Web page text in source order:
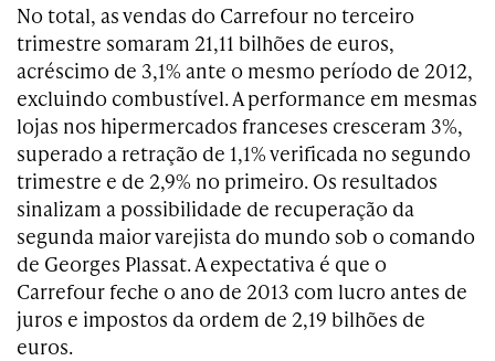
No total, as vendas do Carrefour no terceiro
trimestre somaram 21,11 bilhões de euros,
acréscimo de 3,1% ante o mesmo período de 2012,
excluindo combustível. A performance em mesmas
lojas nos hipermercados franceses cresceram 3%,
superado a retração de 1,1% verificada no segundo
trimestre e de 2,9% no primeiro. Os resultados
sinalizam a possibilidade de recuperação da
segunda maior varejista do mundo sob o comando
de Georges Plassat. A expectativa é que o
Carrefour feche o ano de 2013 com lucro antes de
juros e impostos da ordem de 2,19 bilhões de
euros.